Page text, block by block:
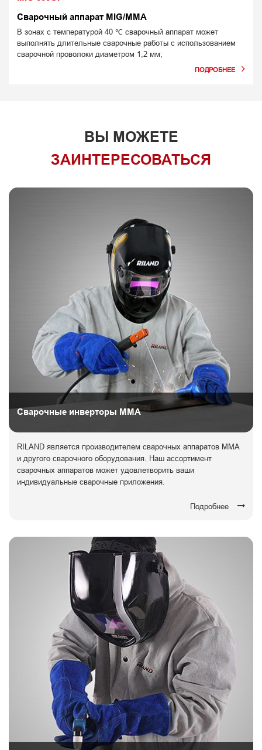
Сварочный аппарат MIG/MMA
В зонах с температурой 40 ℃ сварочный аппарат может
выполнять длительные сварочные работы с использованием
сварочной проволоки диаметром 1,2 мм;
ВЫ МОЖЕТЕ
ЗАИНТЕРЕСОВАТЬСЯ
Сварочные инверторы ММА
RILAND является производителем сварочных аппаратов ММА
и другого сварочного оборудования. Наш ассортимент
сварочных аппаратов может удовлетворить ваши
индивидуальные сварочные приложения.
Подробнее